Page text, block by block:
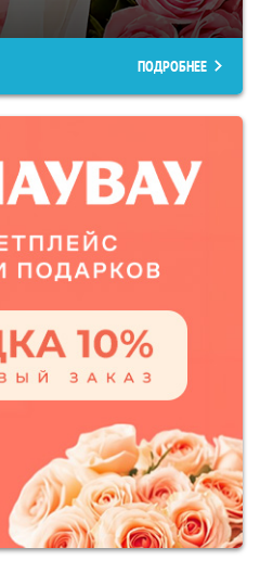
ПОДРОБНЕЕ